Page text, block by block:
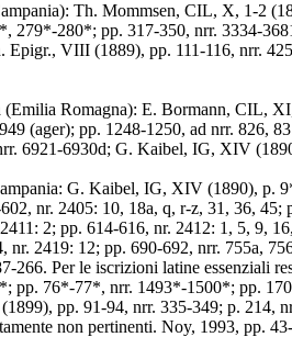
Th. Mommsen, CIL, X, 1-2
279*-280*; pp. 317-350, nrr. 3334-
Epigr., VIII (1889), pp. 111-116, nrr.
Romagna): E. Bormann, CIL,
(ager); pp. 1248-1250, ad nrr. 826,
6921-6930d; G. Kaibel, IG, XIV
G. Kaibel, IG, XIV (1890), p.
nr. 2405: 10, 18a, q, r-z, 31, 36,
2; pp. 614-616, nr. 2412: 1, 5, 9,
nr. 2419: 12; pp. 690-692, nrr. 755a,
266. Per le iscrizioni latine essenziali
pp. 76*-77*, nrr. 1493*-1500*; pp.
pp. 91-94, nrr. 335-349; p. 214,
non pertinenti. Noy, 1993, pp.